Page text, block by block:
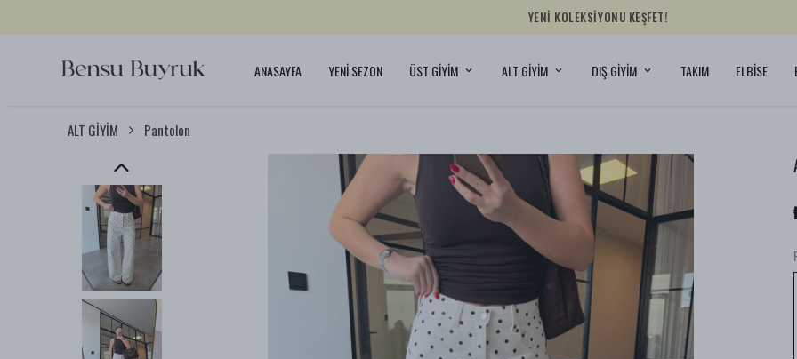
YENİ KOLEKSİYONU KEŞFET!
ANASAYFA YENİ SEZON ÜST GİYİM ALT GİYİM DIŞ GİYİM TAKIM ELBİSE
ALT GİYİM Pantolon